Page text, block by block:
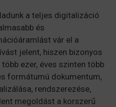
a teljes digitalizáció
és
vár el a
jelent, hiszen bizonyos
ezer, éves szinten több
formátumú dokumentum,
rendszerezése,
megoldást a korszerű